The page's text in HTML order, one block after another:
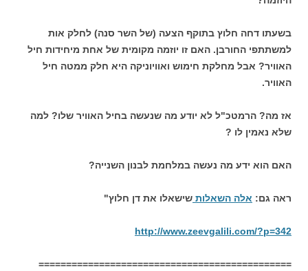
בשעתו דחה חלוץ בתוקף הצעה (של השר סנה) לחלק אות
למשתתפי החורבן. האם זו יוזמה מקומית של אחת מיחידות חיל
האוויר? אבל מחלקת חימוש ואוויוניקה היא חלק ממטה חיל
האוויר.
אז מה? הרמטכ"ל לא יודע מה שנעשה בחיל האוויר שלו? למה
שלא נאמין לו ?
האם הוא ידע מה נעשה במלחמת לבנון השנייה?
ראה גם: אלה השאלות שישאלו את דן חלוץ"
http://www.zeevgalili.com/?p=342
==============================================